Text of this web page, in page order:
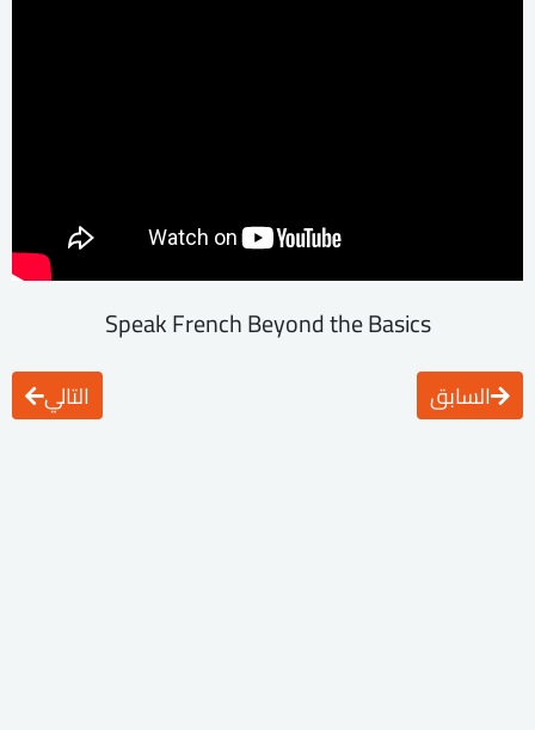
Speak French Beyond the Basics
السابق التالي